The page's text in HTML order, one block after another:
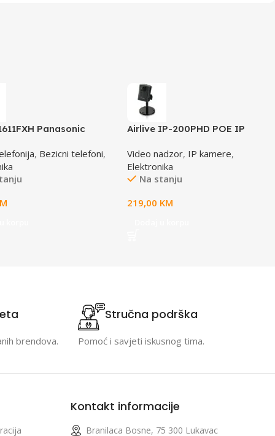
Panasonic
, Bezicni telefoni,
Airlive IP-200PHD POE IP
Video nadzor, IP kamere,
Elektronika
Na stanju
219,00 KM
brendova.
Stručna podrška
Pomoć i savjeti iskusnog tima.
Kontakt informacije
Branilaca Bosne, 75 300 Lukavac